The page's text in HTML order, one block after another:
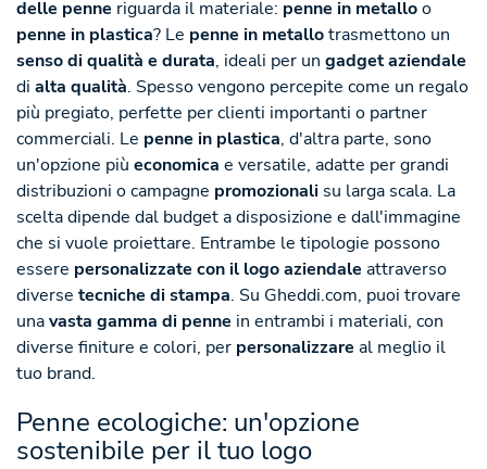
delle penne riguarda il materiale: penne in metalloo
penne in plastica? Le penne in metallotrasmettono un
senso di qualità e durata, ideali per un gadget aziendale
di alta qualità. Spesso vengono percepite come un regalo
più pregiato, perfette per clienti importanti o partner
commerciali. Le penne in plastica, d'altra parte, sono
un'opzione più economica e versatile, adatte per grandi
distribuzioni o campagne promozionali su larga scala. La
scelta dipende dal budget a disposizione e dall'immagine
che si vuole proiettare. Entrambe le tipologie possono
essere personalizzate con il logoaziendale attraverso
diverse tecniche di stampa. Su Gheddi.com, puoi trovare
unavasta gamma di penne in entrambi i materiali, con
diverse finiture e colori, per personalizzare al meglio il
tuo brand.
Penne ecologiche: un'opzione
sostenibile per il tuo logo